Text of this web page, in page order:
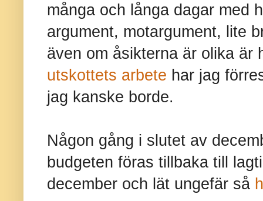
många och långa dagar med
argument, motargument, lite
även om åsikterna är olika är
utskottets arbete har jag
jag kanske borde.
Någon gång i slutet av
budgeten föras tillbaka till
december och lät ungefär så